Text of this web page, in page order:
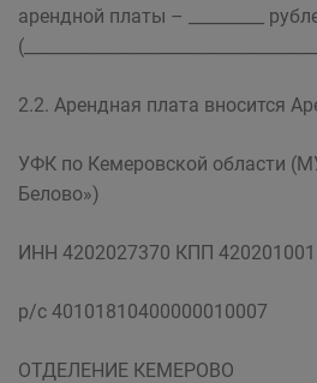
арендной платы – _________
2.2. Арендная плата вносится
УФК по Кемеровской области
Белово»)
ИНН 4202027370 КПП 420201001
р/с 40101810400000010007
ОТДЕЛЕНИЕ КЕМЕРОВО